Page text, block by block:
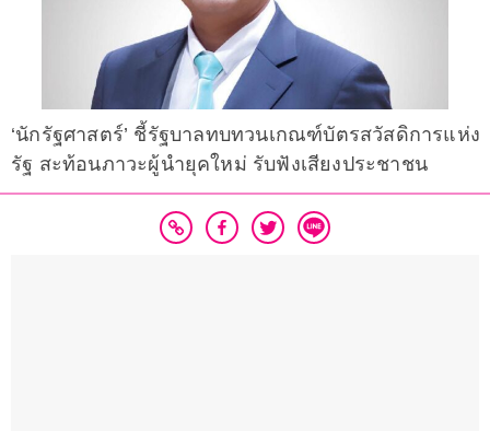
‘นักรัฐศาสตร์’ ชี้รัฐบาลทบทวนเกณฑ์บัตรสวัสดิการแห่ง
รัฐ สะท้อนภาวะผู้นำยุคใหม่ รับฟังเสียงประชาชน